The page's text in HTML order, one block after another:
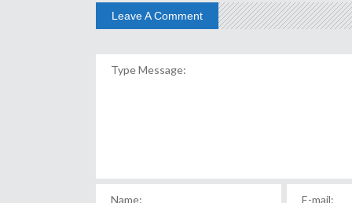
Leave A Comment